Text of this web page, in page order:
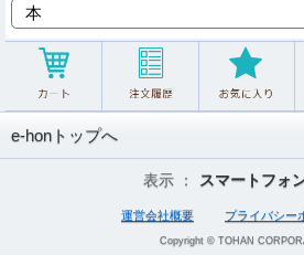
e-honトップへ
表示 ： スマートフォ
運営会社概要 プライバシー
Copyright © TOHAN